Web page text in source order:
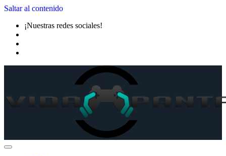
Saltar al contenido
¡Nuestras redes sociales!